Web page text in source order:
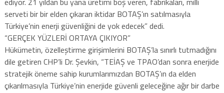
serveti bir bir elden çıkaran iktidar BOTAŞ’ın satılmasıyla
Türkiye’nin enerji güvenliğini de yok edecek” dedi.
“GERÇEK YÜZLERİ ORTAYA ÇIKIYOR”
Hükümetin, özelleştirme girişimlerini BOTAŞ’la sınırlı tutmadığını
dile getiren CHP’li Dr. Şevkin, “TEİAŞ ve TPAO’dan sonra enerjide
stratejik öneme sahip kurumlarımızdan BOTAŞ’ın da elden
çıkarılmasıyla Türkiye’nin enerjide güvenli geleceğine ağır bir darbe